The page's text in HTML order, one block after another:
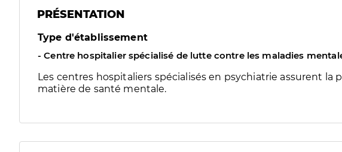
PRÉSENTATION
Type d'établissement
- Centre hospitalier spécialisé de lutte contre les maladies
Les centres hospitaliers spécialisés en psychiatrie assurent la
matière de santé mentale.